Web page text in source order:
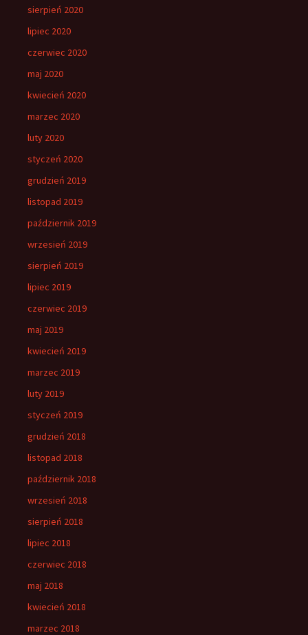
sierpień 2020
lipiec 2020
czerwiec 2020
maj 2020
kwiecień 2020
marzec 2020
luty 2020
styczeń 2020
grudzień 2019
listopad 2019
październik 2019
wrzesień 2019
sierpień 2019
lipiec 2019
czerwiec 2019
maj 2019
kwiecień 2019
marzec 2019
luty 2019
styczeń 2019
grudzień 2018
listopad 2018
październik 2018
wrzesień 2018
sierpień 2018
lipiec 2018
czerwiec 2018
maj 2018
kwiecień 2018
marzec 2018